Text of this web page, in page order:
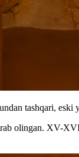
tashqari,
olingan. XV-